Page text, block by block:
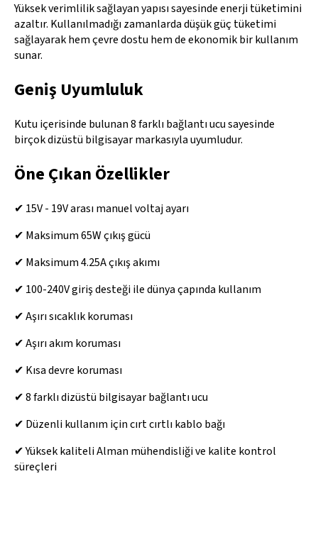
Yüksek verimlilik sağlayan yapısı sayesinde enerji tüketimini
azaltır. Kullanılmadığı zamanlarda düşük güç tüketimi
sağlayarak hem çevre dostu hem de ekonomik bir kullanım
sunar.
Geniş Uyumluluk
Kutu içerisinde bulunan 8 farklı bağlantı ucu sayesinde
birçok dizüstü bilgisayar markasıyla uyumludur.
Öne Çıkan Özellikler
✔ 15V - 19V arası manuel voltaj ayarı
✔ Maksimum 65W çıkış gücü
✔ Maksimum 4.25A çıkış akımı
✔ 100-240V giriş desteği ile dünya çapında kullanım
✔ Aşırı sıcaklık koruması
✔ Aşırı akım koruması
✔ Kısa devre koruması
✔ 8 farklı dizüstü bilgisayar bağlantı ucu
✔ Düzenli kullanım için cırt cırtlı kablo bağı
✔ Yüksek kaliteli Alman mühendisliği ve kalite kontrol
süreçleri